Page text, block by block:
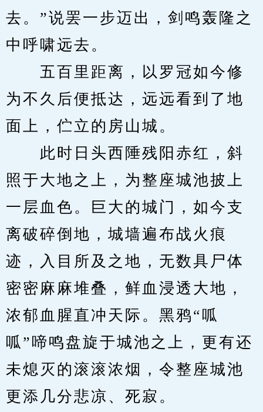
去。”说罢一步迈出，剑鸣轰隆之
中呼啸远去。
五百里距离，以罗冠如今修
为不久后便抵达，远远看到了地
面上，伫立的房山城。
此时日头西陲残阳赤红，斜
照于大地之上，为整座城池披上
一层血色。巨大的城门，如今支
离破碎倒地，城墙遍布战火痕
迹，入目所及之地，无数具尸体
密密麻麻堆叠，鲜血浸透大地，
浓郁血腥直冲天际。黑鸦“呱
呱”啼鸣盘旋于城池之上，更有还
未熄灭的滚滚浓烟，令整座城池
更添几分悲凉、死寂。